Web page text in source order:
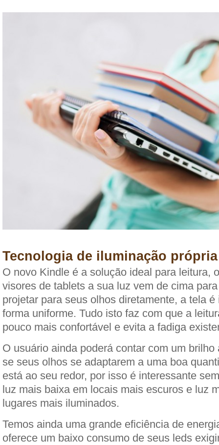
Tecnologia de iluminação
O novo Kindle é a solução ideal para leitura,
visores de tablets a sua luz vem de cima
projetar para seus olhos diretamente, a tela é
forma uniforme. Tudo isto faz com que a
pouco mais confortável e evita a fadiga
O usuário ainda poderá contar com um
se seus olhos se adaptarem a uma boa
está ao seu redor, por isso é interessante
luz mais baixa em locais mais escuros e luz
lugares mais iluminados.
Temos ainda uma grande eficiência de
oferece um baixo consumo de seus leds